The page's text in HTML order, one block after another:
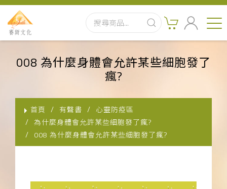
最新消息
實體出版品
訂閱制有聲書
關於我們
008 為什麼身體會允許某些細胞發了
瘋?
首頁 有聲書
心靈防疫區
為什麼身體會允許某些細胞發了瘋?
008 為什麼身體會允許某些細胞發了瘋?